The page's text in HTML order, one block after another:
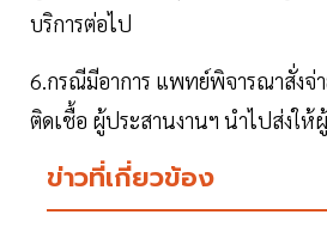
บริการต่อไป
6.กรณีมีอาการ แพทย์พิจารณาสั่งจ่า
ติดเชื้อ ผู้ประสานงานฯ นำไปส่งใ
ข่าวที่เกี่ยวข้อง